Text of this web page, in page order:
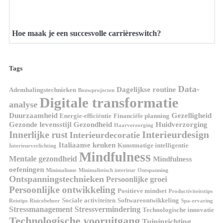
Hoe maak je een succesvolle carrièreswitch?
Tags
Ademhalingstechnieken Bouwprojecten Dagelijkse routine Data-
analyse Digitale transformatie
Duurzaamheid Energie-efficiëntie Financiële planning Gezelligheid
Gezonde levensstijl Gezondheid Haarverzorging Huidverzorging
Innerlijke rust Interieurdecoratie Interieurdesign
Interieurverlichting Italiaanse keuken Kunstmatige intelligentie
Mentale gezondheid Mindfulness Mindfulness
oefeningen Minimalisme Minimalistisch interieur Ontspanning
Ontspanningstechnieken Persoonlijke groei
Persoonlijke ontwikkeling Positieve mindset Productiviteitstips
Reistips Risicobeheer Sociale activiteiten Softwareontwikkeling Spa-ervaring
Stressmanagement Stressvermindering Technologische innovatie